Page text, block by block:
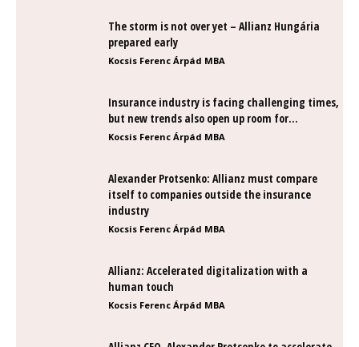
The storm is not over yet – Allianz Hungária
prepared early
Kocsis Ferenc Árpád MBA
Insurance industry is facing challenging times,
but new trends also open up room for...
Kocsis Ferenc Árpád MBA
Alexander Protsenko: Allianz must compare
itself to companies outside the insurance
industry
Kocsis Ferenc Árpád MBA
Allianz: Accelerated digitalization with a
human touch
Kocsis Ferenc Árpád MBA